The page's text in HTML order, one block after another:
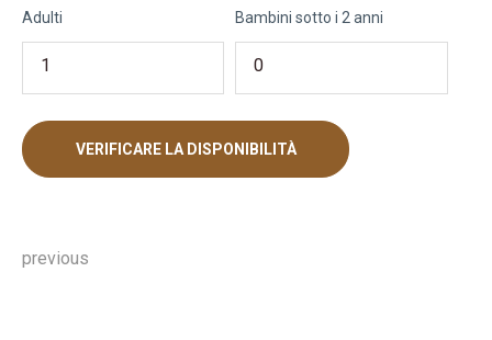
Adulti Bambini sotto i 2 anni
Navigazione
previous